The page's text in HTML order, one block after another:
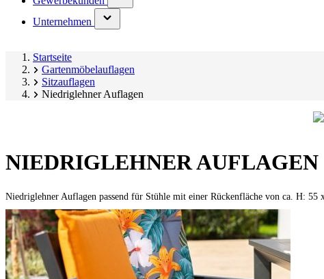
submenu)
Unternehmen
(has
submenu)
Startseite
Gartenmöbelauflagen
Sitzauflagen
Niedriglehner Auflagen
NIEDRIGLEHNER AUFLAGEN
Niedriglehner Auflagen passend für Stühle mit einer Rückenfläche von ca. H: 55